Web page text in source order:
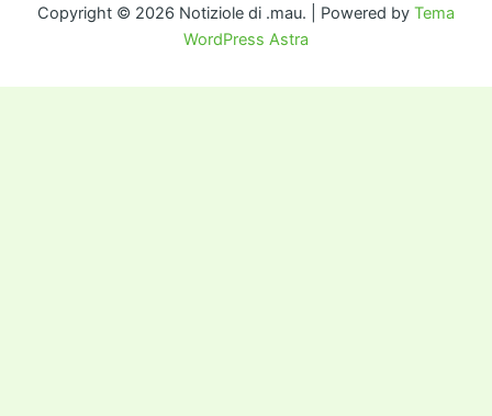
Copyright © 2026 Notiziole di .mau. | Powered by Tema
WordPress Astra